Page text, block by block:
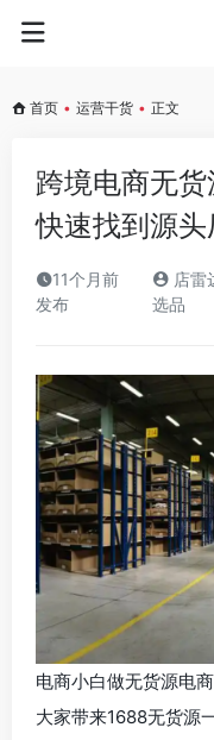
首页 • 运营干货 • 正文
跨境电商无
快速找到源头
11个月前
发布
店雷
选品
电商小白做无货源电
大家带来1688无货源